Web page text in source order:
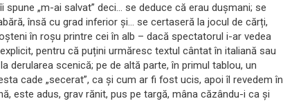
„m-ai salvat” deci… se deduce că erau dușmani; se
însă cu grad inferior și… se certaseră la jocul de cărți,
în roșu printre cei în alb – dacă spectatorul i-ar vedea
pentru că puțini urmăresc textul cântat în italiană sau
derularea scenică; pe de altă parte, în primul tablou, un
cade „secerat”, ca și cum ar fi fost ucis, apoi îl revedem în
este adus, grav rănit, pus pe targă, mâna căzându-i ca și